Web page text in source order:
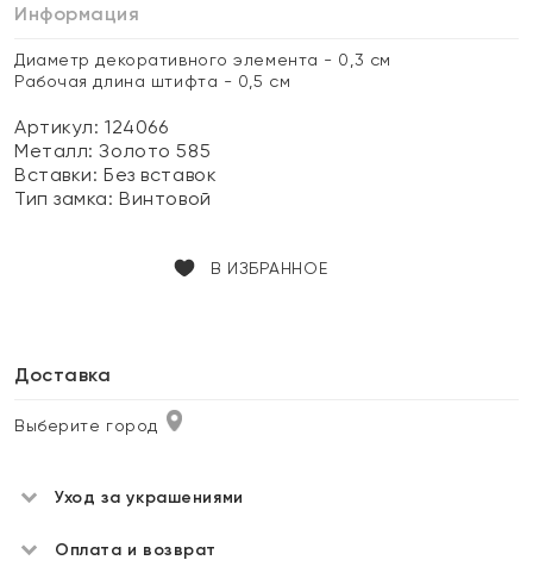
Информация
Диаметр декоративного элемента - 0,3 см
Рабочая длина штифта - 0,5 см
Артикул: 124066
Металл:Золото 585
Вставки:Без вставок
Тип замка:Винтовой
В ИЗБРАННОЕ
Доставка
Выберите город
Уход за украшениями
Оплата и возврат